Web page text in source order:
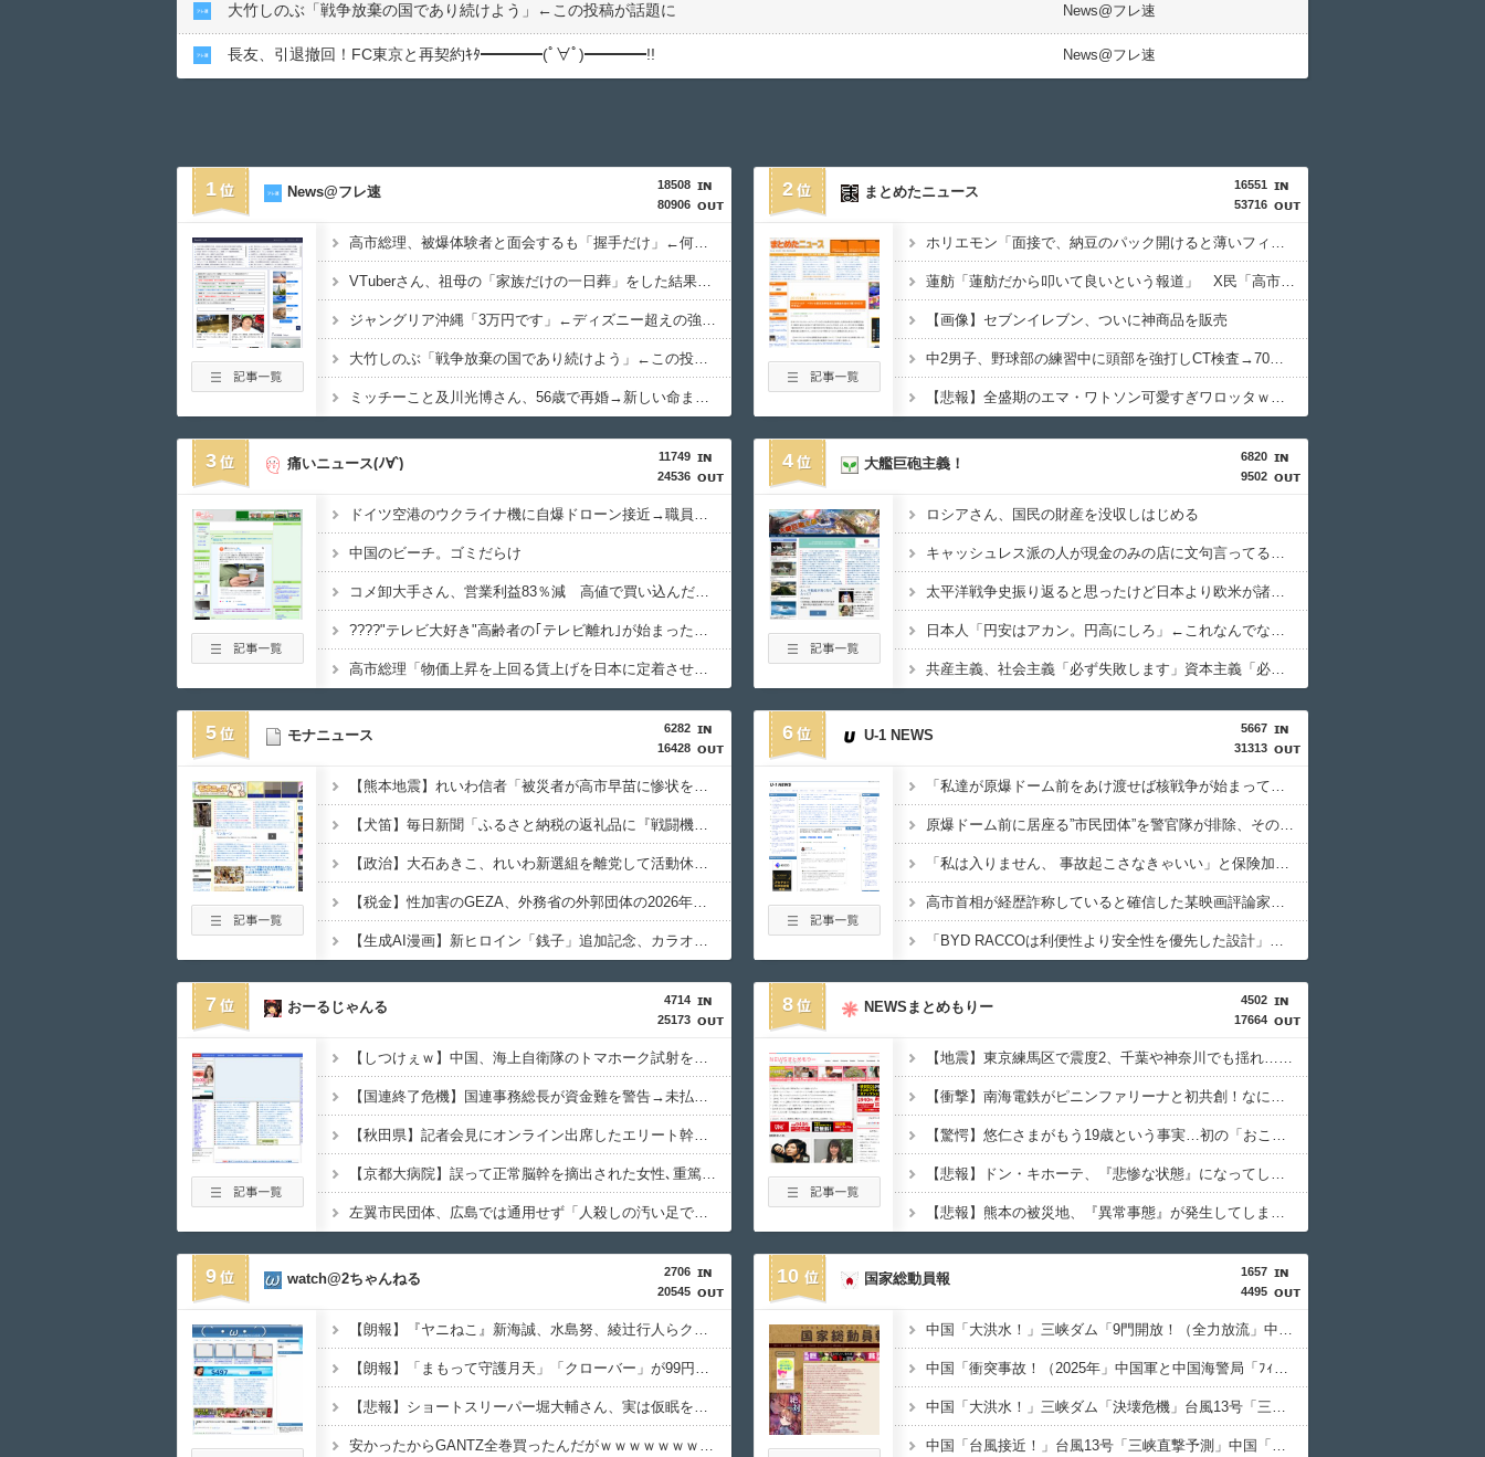
大竹しのぶ「戦争放棄の国であり続けよう」←この投稿が話題に News@フレ速
長友、引退撤回！FC東京と再契約ｷﾀ━━━━(ﾟ∀ﾟ)━━━━!! News@フレ速
1
18508
80906
News@フレ速
高市総理、被爆体験者と面会するも「握手だけ」←何のために会うんだよ…
VTuberさん、祖母の「家族だけの一日葬」をした結果ｗｗｗｗｗｗｗ
ジャングリア沖縄「3万円です」←ディズニー超えの強気価格ｗｗｗ
大竹しのぶ「戦争放棄の国であり続けよう」←この投稿が話題に
ミッチーこと及川光博さん、56歳で再婚→新しい命まで授かるｗｗｗｗｗ
2
16551
53716
まとめたニュース
ホリエモン「面接で、納豆のパック開けると薄いフィルム入ってるけどあれなんのためか教えてって聞くわけ」
蓮舫「蓮舫だから叩いて良いという報道」 X民「高市だから叩いて良いをやってるのがお前だろ」
【画像】セブンイレブン、ついに神商品を販売
中2男子、野球部の練習中に頭部を強打しCT検査→70代医師「問題ないです」→他人のCT画像で中学生死亡
【悲報】全盛期のエマ・ワトソン可愛すぎワロッタｗｗｗｗｗｗｗｗｗ
3
11749
24536
痛いニュース(ﾉ∀`)
ドイツ空港のウクライナ機に自爆ドローン接近→職員が蹴り落とす→偶然起爆装置が壊れセーフ
中国のビーチ。ゴミだらけ
コメ卸大手さん、営業利益83％減 高値で買い込んだ米が売れず「損切り祭り」開幕へ
????"テレビ大好き"高齢者の｢テレビ離れ｣が始まった…10代後半～20代の約7割が"ほぼ見ない"
高市総理「物価上昇を上回る賃上げを日本に定着させる」 →国家公務員月給3.51％増へ 人事院の勧告を受け
4
6820
9502
大艦巨砲主義！
ロシアさん、国民の財産を没収しはじめる
キャッシュレス派の人が現金のみの店に文句言ってるのってどう思う？
太平洋戦争史振り返ると思ったけど日本より欧米が諸悪の根源やん
日本人「円安はアカン。円高にしろ」←これなんでなんや
共産主義、社会主義「必ず失敗します」資本主義「必ず少子化します」
5
6282
16428
モナニュース
【熊本地震】れいわ信者「被災者が高市早苗に惨状を訴えようとしたら男に阻止された！」 ネット「“日蓮大聖人”だの叫んでるカルト信者を近づけないようにしてるだけ」
【犬笛】毎日新聞「ふるさと納税の返礼品に『戦闘機の清掃体験』」→サヨク発狂「徴兵制ガー！」…ネット「どういう論理構造を立てた結果その思考に至ったんだ？」
【政治】大石あきこ、れいわ新選組を離党して活動休止…「スジは通します」とは何だったのか
【税金】性加害のGEZA、外務省の外郭団体の2026年度準公金事業に選ばれていた…ネット「首相を小馬鹿にしながら公金に群がってたの？」「右手で補助金もらいながら左手で反政府」
【生成AI漫画】新ヒロイン「銭子」追加記念、カラオケ懇親パーティー
6
5667
31313
U-1 NEWS
「私達が原爆ドーム前をあけ渡せば核戦争が始まってしまう」と訴える市民団体、それを聞いた被爆3世の人が……
原爆ドーム前に居座る”市民団体”を警官隊が排除、その瞬間に周囲で見守っていた観客たちが……
「私は入りません、 事故起こさなきゃいい」と保険加入を勧められた推し活民が反発、保険代が勿体無いし事故起こしたとして……
高市首相が経歴詐称していると確信した某映画評論家、「上級公務員試験に合格とは書いてないんですが…」とツッコミを受けまくり……
「BYD RACCOは利便性より安全性を優先した設計」とEV推進派がスカスカ構造を絶賛、これがRACCOの一番の特徴よな
7
4714
25173
おーるじゃんる
【しつけぇｗ】中国、海上自衛隊のトマホーク試射を批判「周辺の安全保障上の脅威を口実に再軍備を加速している」
【国連終了危機】国連事務総長が資金難を警告→未払い額を見た世界3位負担の日本側から厳しい声→では誰が払っていないのか言え
【秋田県】記者会見にオンライン出席したエリート幹部職員、バスローブ姿でタバコを吸いながら説明 県が聞き取りへ
【京都大病院】誤って正常脳幹を摘出された女性､重篤な植物状態だが意識は正常で何かを思考していると判明
左翼市民団体、広島では通用せず「人殺しの汚い足で広島の土を踏むな！」→広島県民「お前らの方が汚いんじゃ！」「ワシらが広島県民じゃ」
8
4502
17664
NEWSまとめもりー
【地震】東京練馬区で震度2、千葉や神奈川でも揺れ…お前ら気付いた？
【衝撃】南海電鉄がピニンファリーナと初共創！なにわ筋線の新型特急が凄そう
【驚愕】悠仁さまがもう19歳という事実…初の「おことば」にネット民驚嘆
【悲報】ドン・キホーテ、『悲惨な状態』になってしまう・・・・
【悲報】熊本の被災地、『異常事態』が発生してしまう！！！！！！！！
9
2706
20545
watch@2ちゃんねる
【朗報】『ヤニねこ』新海誠、水島努、綾辻行人らクリエイターが絶賛ｗｗｗｗｗｗｗｗｗ
【朗報】「まもって守護月天」「クローバー」が99円セールｗｗｗｗｗｗｗｗｗｗｗｗ
【悲報】ショートスリーパー堀大輔さん、実は仮眠を取っていたｗｗｗｗｗｗｗｗｗｗｗｗｗｗｗ
安かったからGANTZ全巻買ったんだがｗｗｗｗｗｗｗｗｗｗｗｗｗ
10
1657
4495
国家総動員報
中国「大洪水！」三峡ダム「9門開放！（全力放流」中国都市「三峡沿線の道路水没」中国政府「高速道路封鎖！」中国ダム「緊急放流に合わせて開門（土砂崩れ発生」→
中国「衝突事故！（2025年」中国軍と中国海警局「ﾌｨﾘﾋﾟﾝ船の追跡中に衝突！（8/11」中国「2人死亡」中国政府「1年間隠蔽」日本「隠蔽された事実報道！（2026年」→
中国「大洪水！」三峡ダム「決壊危機」台風13号「三峡直撃確定」日本「最も強い勢力で接近！（伊勢湾台風級」台風13号と15号「中国本土でぶつかり合う（前代未聞」→
中国「台風接近！」台風13号「三峡直撃予測」中国「上流大洪水！（三峡上流」中国都市「8/5の映像（動画」三峡ダム「緊急放流（決壊危機」中国「下流大水害（震え声」→